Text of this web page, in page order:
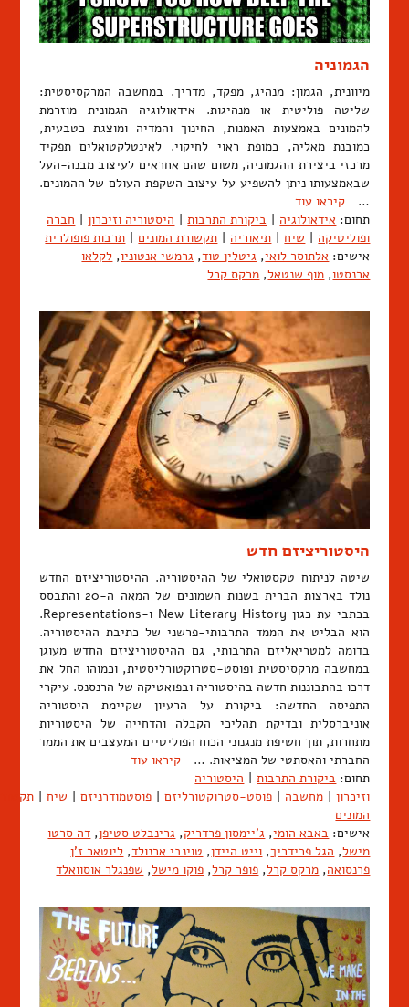
הגמוניה
מיוונית, הגמון: מנהיג, מפקד, מדריך. במחשבה המרקסיסטית:
שליטה פוליטית או מנהיגות. אידאולוגיה הגמונית מוזרמת
להמונים באמצעות האמנות, החינוך והמדיה ומוצגת כטבעית,
כמובנת מאליה, כמופת ראוי לחיקוי. לאינטלקטואלים תפקיד
מרכזי ביצירת ההגמוניה, משום שהם אחראים לעיצוב מבנה-העל
שבאמצעותו ניתן להשפיע על עיצוב השקפת העולם של ההמונים.
… קיראו עוד
תחום: אידאולוגיה ביקורת התרבות היסטוריה וזיכרון
חברה
ופוליטיקה
שיח תיאוריה תקשורת המונים
תרבות פופולרית
אישים: אלתוסר לואי, גיטלין טוד, גרמשי אנטוניו, לקלאו
ארנסטו, מוף שנטאל, מרקס קרל
היסטוריציזם חדש
שיטה לניתוח טקסטואלי של ההיסטוריה. ההיסטוריציזם החדש
נולד בארצות הברית בשנות השמונים של המאה ה-20 והתבסס
בכתבי עת כגון New Literary History ו-Representations.
הוא הבליט את הממד התרבותי-פרשני של כתיבת ההיסטוריה.
בדומה למטריאליזם התרבותי, גם ההיסטוריציזם החדש מעוגן
במחשבה מרקסיסטית ופוסט-סטרוקטורליסטית, וכמוהו החל את
דרכו בהתבוננות חדשה בהיסטוריה ובפואטיקה של הרנסנס. עיקרי
התפיסה החדשה: ביקורת על הרעיון שקיימת היסטוריה
אוניברסלית ובדיקת תהליכי הקבלה והדחייה של היסטוריות
מתחרות, תוך חשיפת מנגנוני הכוח הפוליטיים המעצבים את הממד
החברתי והאסתטי של המציאות. … קיראו עוד
תחום: ביקורת התרבות
היסטוריה
וזיכרון
מחשבה פוסט-סטרוקטורליזם פוסטמודרניזם שיח
המונים
אישים: באבא הומי, ג'יימסון פרדריק, גרינבלט סטיפן, דה סרטו
מישל, הגל פרידריך, וייט היידן, טוינבי ארנולד, ליוטאר ז'ן
פרנסואה, מרקס קרל, פופר קרל, פוקו מישל, שפנגלר אוסוואלד